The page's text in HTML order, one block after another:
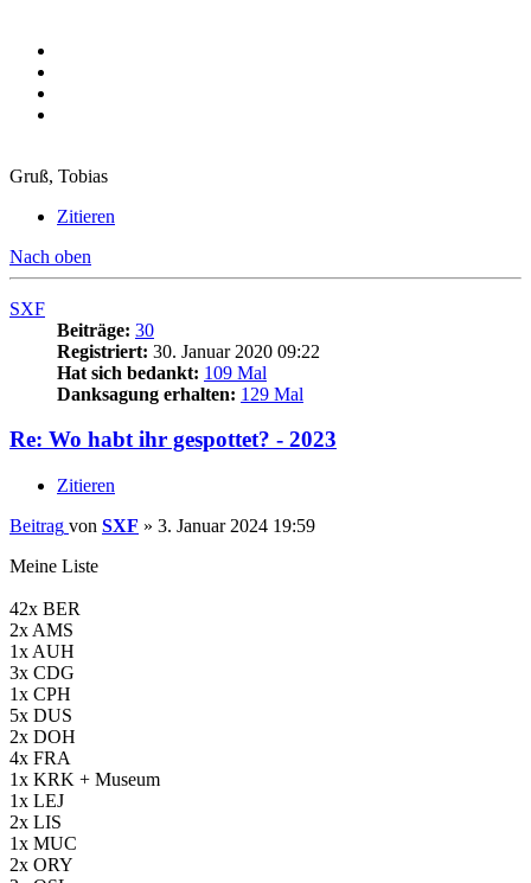
Gruß, Tobias
Zitieren
Nach oben
SXF
Beiträge: 30
Registriert: 30. Januar 2020 09:22
Hat sich bedankt: 109 Mal
Danksagung erhalten: 129 Mal
Re: Wo habt ihr gespottet? - 2023
Zitieren
Beitrag von SXF » 3. Januar 2024 19:59
Meine Liste
42x BER
2x AMS
1x AUH
3x CDG
1x CPH
5x DUS
2x DOH
4x FRA
1x KRK + Museum
1x LEJ
2x LIS
1x MUC
2x ORY